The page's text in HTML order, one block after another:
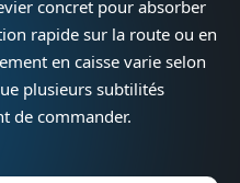
concret pour absorber
rapide sur la route ou en
en caisse varie selon
plusieurs subtilités
de commander.